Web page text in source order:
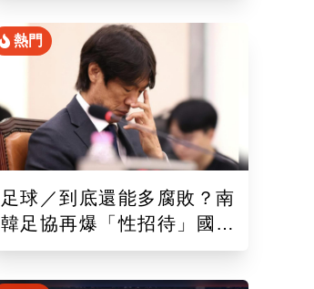
熱門
足球／到底還能多腐敗？南
韓足協再爆「性招待」國際
裁判！外媒痛批：丟臉丟到